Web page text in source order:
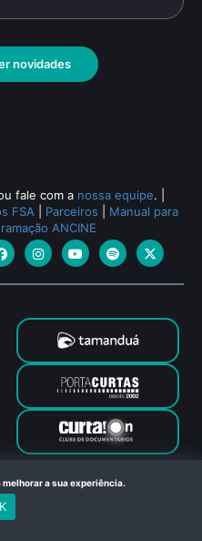
novidades
fale com a nossa equipe.
FSA Parceiros
Manual para
ANCINE
reservados. Feito com
Janeiro
a sua experiência.